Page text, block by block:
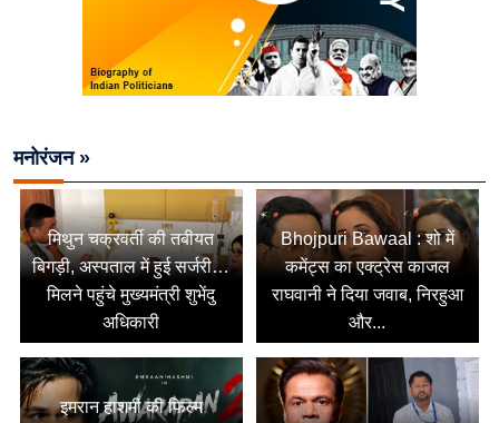
मनोरंजन »
मिथुन चक्रवर्ती की तबीयत
बिगड़ी, अस्पताल में हुई सर्जरी…
मिलने पहुंचे मुख्यमंत्री शुभेंदु
अधिकारी
Bhojpuri Bawaal : शो में
कमेंट्स का एक्ट्रेस काजल
राघवानी ने दिया जवाब, निरहुआ
और...
इमरान हाशमी की फिल्म